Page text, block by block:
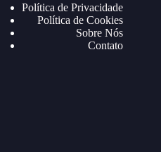
Política de Privacidade
Política de Cookies
Sobre Nós
Contato